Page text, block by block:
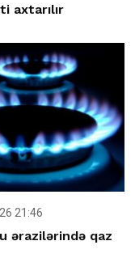
axtarılır
21:46
ərazilərində qaz